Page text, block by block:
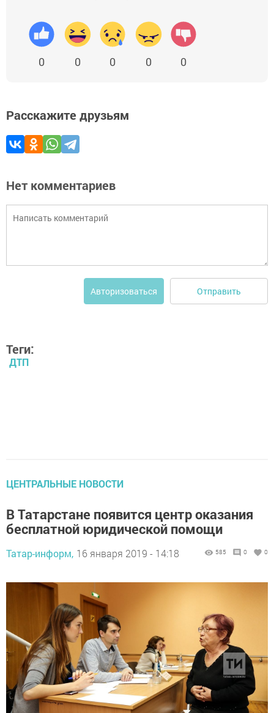
0 0 0 0 0
Расскажите друзьям
Нет комментариев
Авторизоваться Отправить
Теги:
ДТП
ЦЕНТРАЛЬНЫЕ НОВОСТИ
В Татарстане появится центр оказания
бесплатной юридической помощи
Татар-информ, 16 января 2019 - 14:18 585 0 0